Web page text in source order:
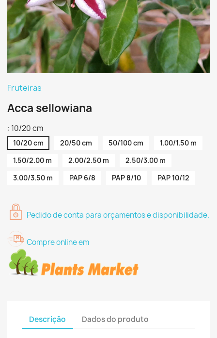
Fruteiras
Acca sellowiana
: 10/20 cm
10/20 cm 20/50 cm 50/100 cm
1.00/1.50 m
1.50/2.00 m
2.00/2.50 m
2.50/3.00 m
3.00/3.50 m
PAP 6/8 PAP 8/10 PAP 10/12
Pedido de conta para orçamentos e disponibilidade.
Compre online em
Descrição Dados do produto